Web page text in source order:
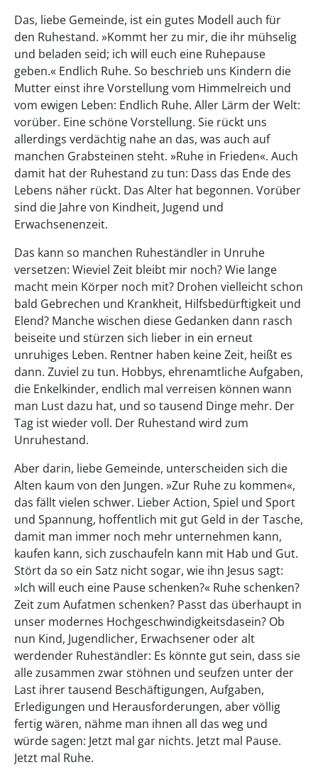
Das, liebe Gemeinde, ist ein gutes Modell auch für
den Ruhestand. »Kommt her zu mir, die ihr mühselig
und beladen seid; ich will euch eine Ruhepause
geben.« Endlich Ruhe. So beschrieb uns Kindern die
Mutter einst ihre Vorstellung vom Himmelreich und
vom ewigen Leben: Endlich Ruhe. Aller Lärm der Welt:
vorüber. Eine schöne Vorstellung. Sie rückt uns
allerdings verdächtig nahe an das, was auch auf
manchen Grabsteinen steht. »Ruhe in Frieden«. Auch
damit hat der Ruhestand zu tun: Dass das Ende des
Lebens näher rückt. Das Alter hat begonnen. Vorüber
sind die Jahre von Kindheit, Jugend und
Erwachsenenzeit.
Das kann so manchen Ruheständler in Unruhe
versetzen: Wieviel Zeit bleibt mir noch? Wie lange
macht mein Körper noch mit? Drohen vielleicht schon
bald Gebrechen und Krankheit, Hilfsbedürftigkeit und
Elend? Manche wischen diese Gedanken dann rasch
beiseite und stürzen sich lieber in ein erneut
unruhiges Leben. Rentner haben keine Zeit, heißt es
dann. Zuviel zu tun. Hobbys, ehrenamtliche Aufgaben,
die Enkelkinder, endlich mal verreisen können wann
man Lust dazu hat, und so tausend Dinge mehr. Der
Tag ist wieder voll. Der Ruhestand wird zum
Unruhestand.
Aber darin, liebe Gemeinde, unterscheiden sich die
Alten kaum von den Jungen. »Zur Ruhe zu kommen«,
das fällt vielen schwer. Lieber Action, Spiel und Sport
und Spannung, hoffentlich mit gut Geld in der Tasche,
damit man immer noch mehr unternehmen kann,
kaufen kann, sich zuschaufeln kann mit Hab und Gut.
Stört da so ein Satz nicht sogar, wie ihn Jesus sagt:
»Ich will euch eine Pause schenken?« Ruhe schenken?
Zeit zum Aufatmen schenken? Passt das überhaupt in
unser modernes Hochgeschwindigkeitsdasein? Ob
nun Kind, Jugendlicher, Erwachsener oder alt
werdender Ruheständler: Es könnte gut sein, dass sie
alle zusammen zwar stöhnen und seufzen unter der
Last ihrer tausend Beschäftigungen, Aufgaben,
Erledigungen und Herausforderungen, aber völlig
fertig wären, nähme man ihnen all das weg und
würde sagen: Jetzt mal gar nichts. Jetzt mal Pause.
Jetzt mal Ruhe.